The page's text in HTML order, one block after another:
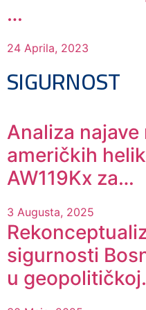
…
24 Aprila, 2023
SIGURNOST
Analiza najave
američkih
AW119Kx za…
3 Augusta, 2025
sigurnosti
u